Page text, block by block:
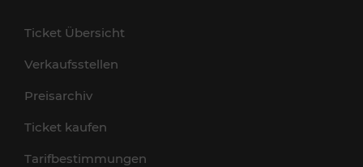
Ticket Übersicht
Verkaufsstellen
Preisarchiv
Ticket kaufen
Tarifbestimmungen